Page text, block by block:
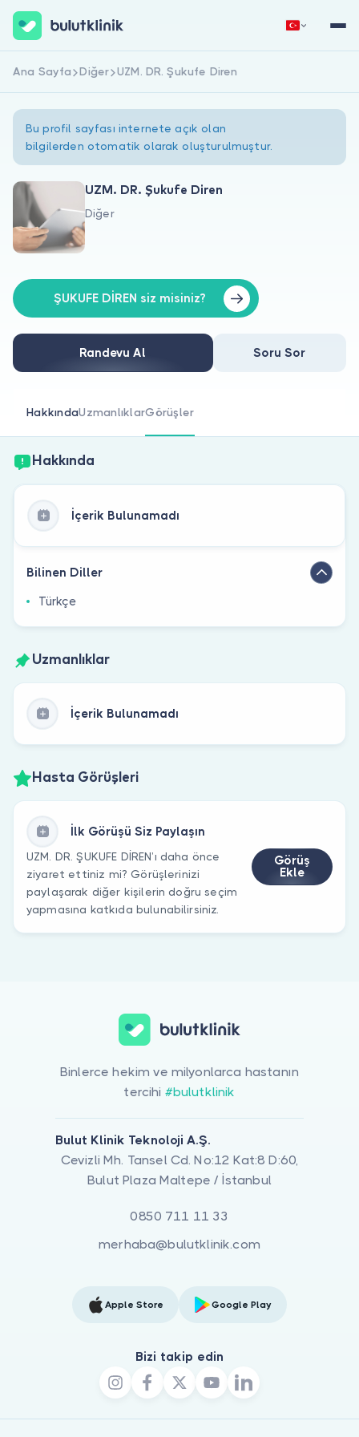
Hakkımızda
Doktorlar için
Doktor musunuz?
Hemen Kaydol Giriş Yap
Ana Sayfa Diğer UZM. DR. Şukufe Diren
Bu profil sayfası internete açık olan
bilgilerden otomatik olarak oluşturulmuştur.
UZM. DR. Şukufe Diren
Diğer
ŞUKUFE DİREN siz misiniz?
Randevu Al Soru Sor
HakkındaUzmanlıklarGörüşler
Hakkında
İçerik Bulunamadı
Bilinen Diller
Türkçe
Uzmanlıklar
İçerik Bulunamadı
Hasta Görüşleri
İlk Görüşü Siz Paylaşın
UZM. DR. ŞUKUFE DİREN’ı daha önce
ziyaret ettiniz mi? Görüşlerinizi
paylaşarak diğer kişilerin doğru seçim
yapmasına katkıda bulunabilirsiniz.
Görüş
Ekle
Binlerce hekim ve milyonlarca hastanın
tercihi #bulutklinik
Bulut Klinik Teknoloji A.Ş.
Cevizli Mh. Tansel Cd. No:12 Kat:8 D:60,
Bulut Plaza Maltepe / İstanbul
0850 711 11 33
merhaba@bulutklinik.com
Apple Store Google Play
Bizi takip edin